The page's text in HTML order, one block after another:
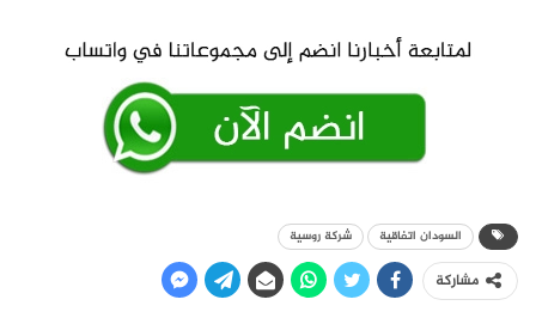
السودان اتفاقية شركة روسية
مشاركة